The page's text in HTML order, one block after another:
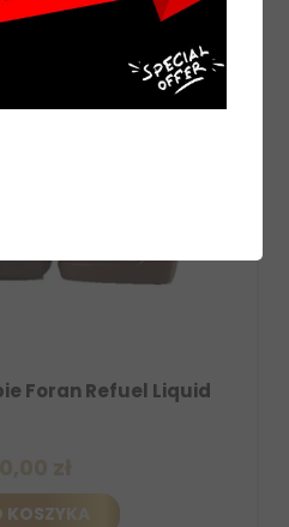
regeneracyjna w
DO KOSZYKA